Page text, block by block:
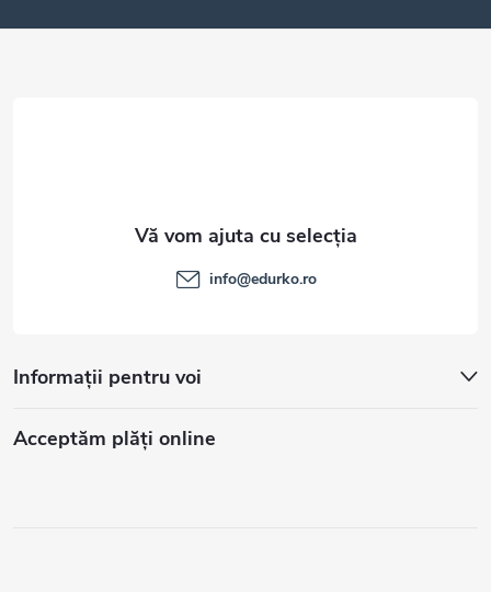
o
Informații pentru voi
Acceptăm plăţi online
info@edurko.ro